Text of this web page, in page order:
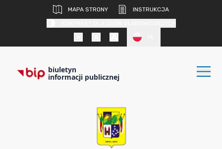
MAPA STRONY
INSTRUKCJA
biuletyn
informacji publicznej